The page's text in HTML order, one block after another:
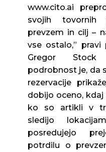
www.cito.ai
svojih tovornih
prevzem in cilj –
vse ostalo,” pravi
Gregor Stock
podrobnost je, da
rezervacije
dobijo oceno,
ko so artikli v
sledijo
posredujejo
potrdilu o